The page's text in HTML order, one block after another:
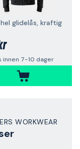
glidelås, kraftig
innen 7-10 dager
WORKWEAR